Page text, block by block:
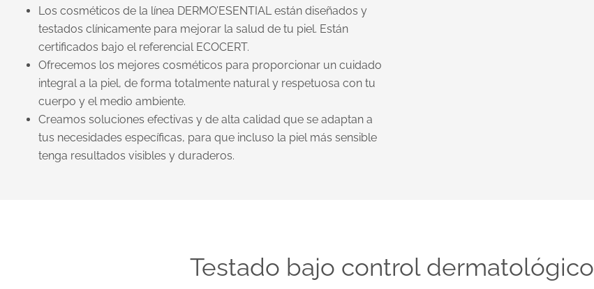
Los cosméticos de la línea DERMO’ESENTIAL están diseñados y
testados clínicamente para mejorar la salud de tu piel. Están
certificados bajo el referencial ECOCERT.
Ofrecemos los mejores cosméticos para proporcionar un cuidado
integral a la piel, de forma totalmente natural y respetuosa con tu
cuerpo y el medio ambiente.
Creamos soluciones efectivas y de alta calidad que se adaptan a
tus necesidades específicas, para que incluso la piel más sensible
tenga resultados visibles y duraderos.
Testado bajo control dermatológico